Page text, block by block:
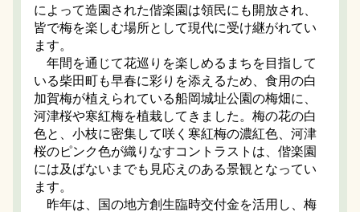
によって造園された偕楽園は領民にも開放され、
皆で梅を楽しむ場所として現代に受け継がれてい
ます。
年間を通じて花巡りを楽しめるまちを目指して
いる柴田町も早春に彩りを添えるため、食用の白
加賀梅が植えられている船岡城址公園の梅畑に、
河津桜や寒紅梅を植栽してきました。梅の花の白
色と、小枝に密集して咲く寒紅梅の濃紅色、河津
桜のピンク色が織りなすコントラストは、偕楽園
には及ばないまでも見応えのある景観となってい
ます。
昨年は、国の地方創生臨時交付金を活用し、梅